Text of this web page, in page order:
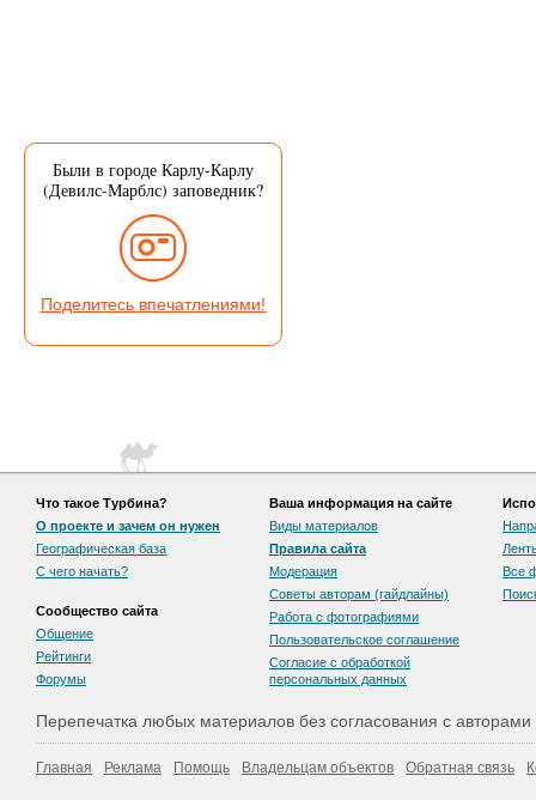
Были в городе Карлу-Карлу
(Девилс-Марблс) заповедник?
Поделитесь впечатлениями!
Что такое Турбина?
О проекте и зачем он нужен
Географическая база
С чего начать?
Сообщество сайта
Общение
Рейтинги
Форумы
Ваша информация на сайте
Виды материалов
Правила сайта
Модерация
Советы авторам (гайдлайны)
Работа с фотографиями
Пользовательскоe соглашение
Согласие с обработкой
персональных данных
Все
Перепечатка любых материалов без согласования с
Главная Реклама Помощь Владельцам объектов Обратная связь